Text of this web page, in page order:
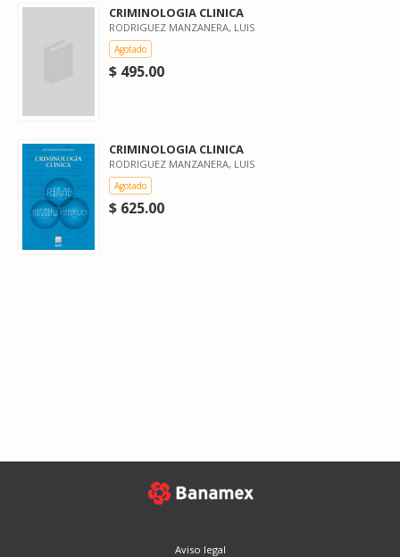
CRIMINOLOGIA CLINICA
RODRIGUEZ MANZANERA, LUIS
Agotado
$ 495.00
CRIMINOLOGIA CLINICA
RODRIGUEZ MANZANERA, LUIS
Agotado
$ 625.00
Aviso legal